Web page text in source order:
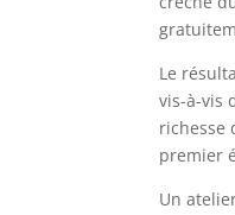
Le
vis-à-vis
richesse
premier
Un